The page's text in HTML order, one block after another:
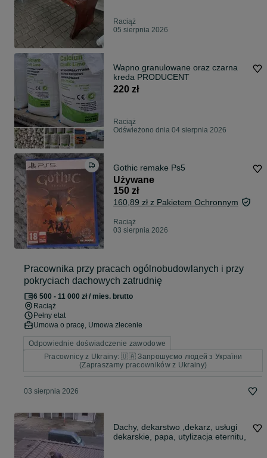
Raciąż
05 sierpnia 2026
Wapno granulowane oraz czarna
kreda PRODUCENT
220 zł
Raciąż
Odświeżono dnia 04 sierpnia 2026
Gothic remake Ps5
Używane
150 zł
160,89 zł z Pakietem Ochronnym
Raciąż
03 sierpnia 2026
Pracownika przy pracach ogólnobudowlanych i przy
pokryciach dachowych zatrudnię
6 500 - 11 000 zł / mies. brutto
Raciąż
Pełny etat
Umowa o pracę, Umowa zlecenie
Odpowiednie doświadczenie zawodowe
Pracownicy z Ukrainy: 🇺🇦 Запрошуємо людей з України
(Zapraszamy pracowników z Ukrainy)
03 sierpnia 2026
Dachy, dekarstwo ,dekarz, usługi
dekarskie, papa, utylizacja eternitu,